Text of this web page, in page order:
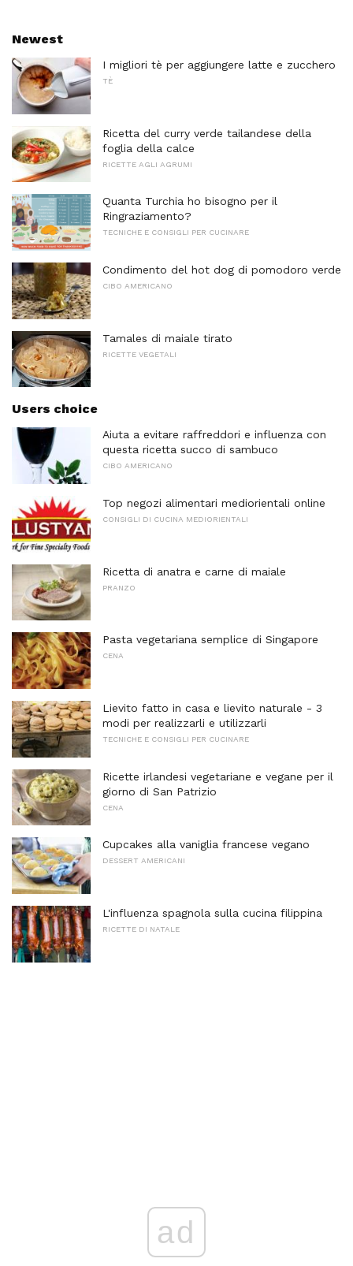
Newest
I migliori tè per aggiungere latte e zucchero
TÈ
Ricetta del curry verde tailandese della
foglia della calce
RICETTE AGLI AGRUMI
Quanta Turchia ho bisogno per il
Ringraziamento?
TECNICHE E CONSIGLI PER CUCINARE
Condimento del hot dog di pomodoro verde
CIBO AMERICANO
Tamales di maiale tirato
RICETTE VEGETALI
Users choice
Aiuta a evitare raffreddori e influenza con
questa ricetta succo di sambuco
CIBO AMERICANO
Top negozi alimentari mediorientali online
CONSIGLI DI CUCINA MEDIORIENTALI
Ricetta di anatra e carne di maiale
PRANZO
Pasta vegetariana semplice di Singapore
CENA
Lievito fatto in casa e lievito naturale - 3
modi per realizzarli e utilizzarli
TECNICHE E CONSIGLI PER CUCINARE
Ricette irlandesi vegetariane e vegane per il
giorno di San Patrizio
CENA
Cupcakes alla vaniglia francese vegano
DESSERT AMERICANI
L'influenza spagnola sulla cucina filippina
RICETTE DI NATALE
ad